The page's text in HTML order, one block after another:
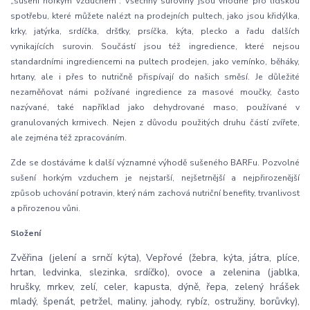
spotřebu, které můžete nalézt na prodejních pultech, jako jsou křidýlka,
krky, jatýrka, srdíčka, dršťky, prsíčka, kýta, plecko a řadu dalších
vynikajících surovin. Součástí jsou též ingredience, které nejsou
standardními ingrediencemi na pultech prodejen, jako vemínko, běháky,
hrtany, ale i přes to nutričně přispívají do našich směsí. Je důležité
nezaměňovat námi požívané ingredience za masové moučky, často
nazývané, také například jako dehydrované maso, používané v
granulovaných krmivech. Nejen z důvodu použitých druhu částí zvířete,
ale zejména též zpracováním.
Zde se dostáváme k další významné výhodě sušeného BARFu. Pozvolné
sušení horkým vzduchem je nejstarší, nejšetrnější a nejpřirozenější
způsob uchování potravin, který nám zachová nutriční benefity, trvanlivost
a přirozenou vůni.
Složení
Zvěřina (jelení a srnčí kýta), Vepřové (žebra, kýta, játra, plíce,
hrtan, ledvinka, slezinka, srdíčko), ovoce a zelenina (jablka,
hrušky, mrkev, zelí, celer, kapusta, dýně, řepa, zelený hrášek
mladý, špenát, petržel, maliny, jahody, rybíz, ostružiny, borůvky),